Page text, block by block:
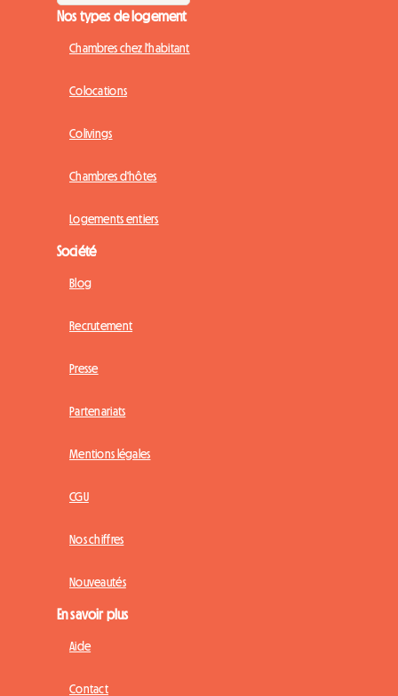
Nos types de logement
Chambres chez l'habitant
Colocations
Colivings
Chambres d'hôtes
Logements entiers
Société
Blog
Recrutement
Presse
Partenariats
Mentions légales
CGU
Nos chiffres
Nouveautés
En savoir plus
Aide
Contact